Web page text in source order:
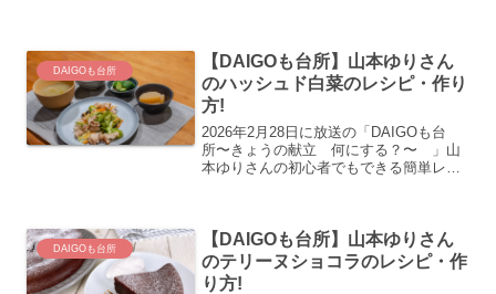
DAIGOも台所
【DAIGOも台所】山本ゆりさん
のハッシュド白菜のレシピ・作り
方!
2026年2月28日に放送の「DAIGOも台
所〜きょうの献立 何にする？〜 」山
本ゆりさんの初心者でもできる簡単レシ
DAIGOも台所
【DAIGOも台所】山本ゆりさん
のテリーヌショコラのレシピ・作
り方!